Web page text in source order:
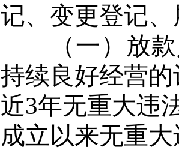
记、变更登记
（一）放款
持续良好经营
近3年无重大违
成立以来无重